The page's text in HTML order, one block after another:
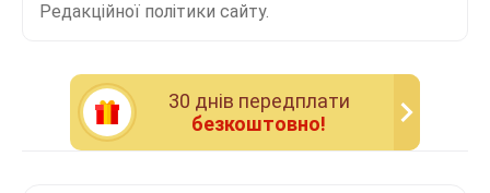
Редакційної політики сайту.
30 днiв передплати
безкоштовно!